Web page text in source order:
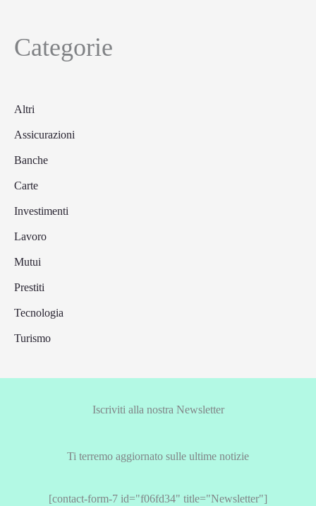
Categorie
Altri
Assicurazioni
Banche
Carte
Investimenti
Lavoro
Mutui
Prestiti
Tecnologia
Turismo
Iscriviti alla nostra Newsletter
Ti terremo aggiornato sulle ultime notizie
[contact-form-7 id="f06fd34" title="Newsletter"]